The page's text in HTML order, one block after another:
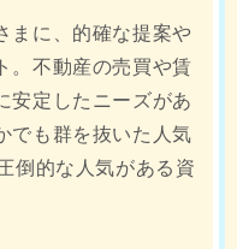
まに、的確な提案や
。不動産の売買や賃
安定したニーズがあ
でも群を抜いた人気
倒的な人気がある資